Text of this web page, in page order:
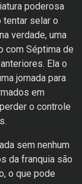
poderosa
tentar selar o
verdade, uma
com Séptima de
Ela o
jornada para
em
o controle
sem nenhum
da franquia são
o que pode